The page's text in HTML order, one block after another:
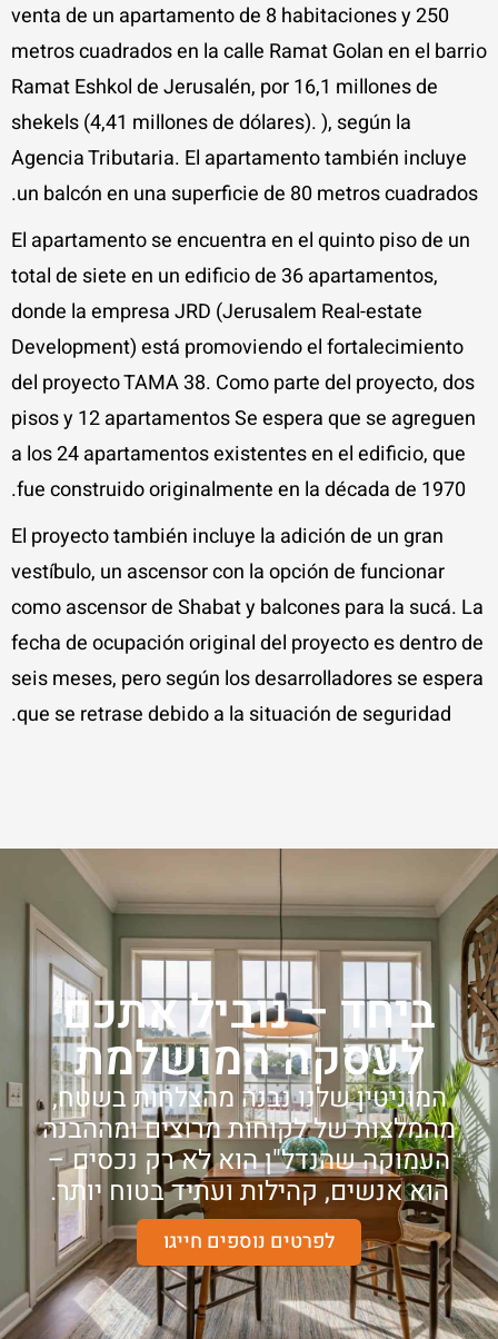
venta de un apartamento de 8 habitaciones y 250
metros cuadrados en la calle Ramat Golan en el barrio
Ramat Eshkol de Jerusalén, por 16,1 millones de
shekels (4,41 millones de dólares). ), según la
Agencia Tributaria. El apartamento también incluye
un balcón en una superficie de 80 metros cuadrados.
El apartamento se encuentra en el quinto piso de un
total de siete en un edificio de 36 apartamentos,
donde la empresa JRD (Jerusalem Real-estate
Development) está promoviendo el fortalecimiento
del proyecto TAMA 38. Como parte del proyecto, dos
pisos y 12 apartamentos Se espera que se agreguen
a los 24 apartamentos existentes en el edificio, que
fue construido originalmente en la década de 1970.
El proyecto también incluye la adición de un gran
vestíbulo, un ascensor con la opción de funcionar
como ascensor de Shabat y balcones para la sucá. La
fecha de ocupación original del proyecto es dentro de
seis meses, pero según los desarrolladores se espera
que se retrase debido a la situación de seguridad.
ביחד – נוביל אתכם
לעסקה המושלמת
המוניטין שלנו נבנה מהצלחות בשטח,
מהמלצות של לקוחות מרוצים ומההבנה
העמוקה שהנדל"ן הוא לא רק נכסים –
הוא אנשים, קהילות ועתיד בטוח יותר.
לפרטים נוספים חייגו